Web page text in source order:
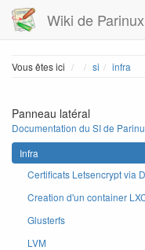
Wiki de Parinux
Vous êtes ici Home
si infra
Panneau latéral
Documentation du SI de
Infra
Certificats Letsencrypt via
Creation d'un container
Glusterfs
LVM